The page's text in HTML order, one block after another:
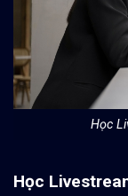
Học
Học